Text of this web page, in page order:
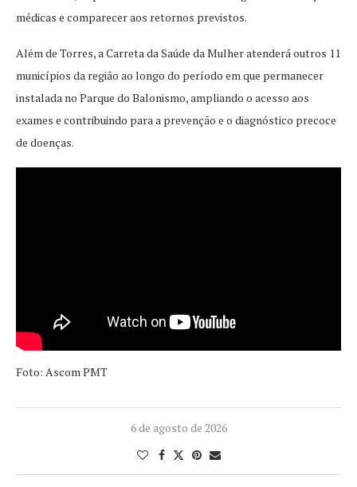
médicas e comparecer aos retornos previstos.
Além de Torres, a Carreta da Saúde da Mulher atenderá outros 11
municípios da região ao longo do período em que permanecer
instalada no Parque do Balonismo, ampliando o acesso aos
exames e contribuindo para a prevenção e o diagnóstico precoce
de doenças.
Foto: Ascom PMT
6 de agosto de 2026